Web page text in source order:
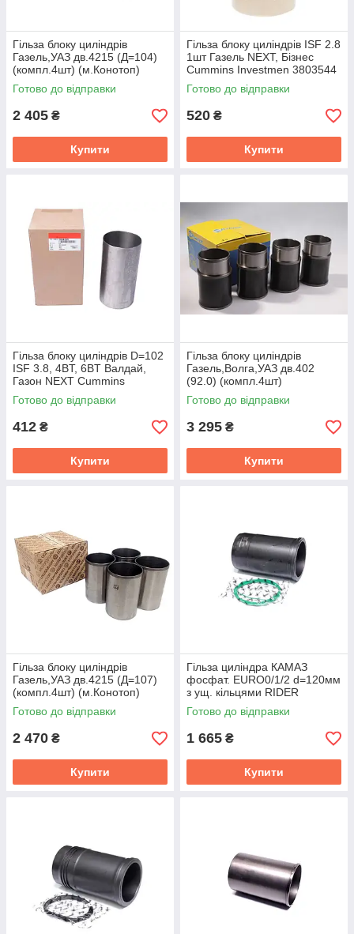
Гiльза блоку цилiндрiв
Газель,УАЗ дв.4215 (Д=104)
(компл.4шт) (м.Конотоп)
02.211.035.07.05.1
Готово до відправки
2 405 ₴
Купити
Гільза блоку циліндрів ISF 2.8
1шт Газель NEXT, Бізнес
Cummins Investmen 3803544
Готово до відправки
520 ₴
Купити
Гільза блоку циліндрів D=102
ISF 3.8, 4BT, 6BT Валдай,
Газон NEXT Cummins
Investmen 3904166
Готово до відправки
412 ₴
Купити
Гiльза блоку цилiндрiв
Газель,Волга,УАЗ дв.402
(92.0) (компл.4шт)
(м.Конотоп) 24-1002020
Готово до відправки
3 295 ₴
Купити
Гiльза блоку цилiндрiв
Газель,УАЗ дв.4215 (Д=107)
(компл.4шт) (м.Конотоп)
02.211.035.07.5.0
Готово до відправки
2 470 ₴
Купити
Гільза циліндра КАМАЗ
фосфат. EURO0/1/2 d=120мм
з ущ. кільцями RIDER
RD.740.30-1002021
Готово до відправки
1 665 ₴
Купити